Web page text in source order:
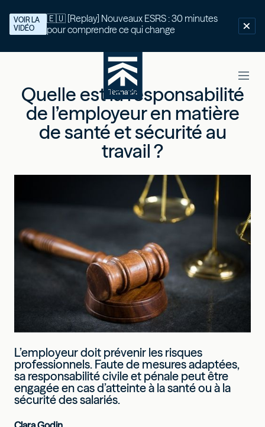
🇪🇺 [Replay] Nouveaux ESRS : 30 minutes
pour comprendre ce qui change
VOIR LA
VIDÉO
Quelle est la responsabilité
de l’employeur en matière
de santé et sécurité au
travail ?
L’employeur doit prévenir les risques
professionnels. Faute de mesures adaptées,
sa responsabilité civile et pénale peut être
engagée en cas d’atteinte à la santé ou à la
sécurité des salariés.